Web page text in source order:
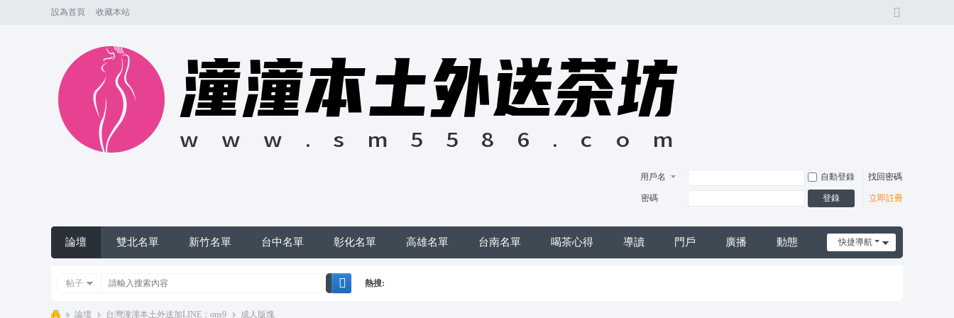
設為首頁 收藏本站
用戶名 自動登錄 找回密碼
密碼 登錄 立即註冊
快捷導航
論壇 雙北名單 新竹名單 台中名單 彰化名單 高雄名單 台南名單 喝茶心得 導讀 門戶 廣播 動態
帖子 熱搜:
» 論壇 › 台灣潼潼本土外送加LINE：ons9 › 成人版塊